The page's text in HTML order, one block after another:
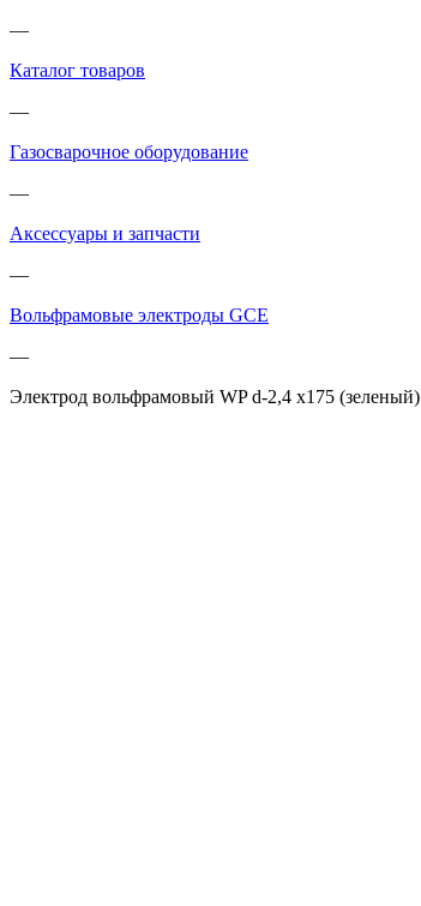
—
Каталог товаров
—
Газосварочное оборудование
—
Аксессуары и запчасти
—
Вольфрамовые электроды GCE
—
Электрод вольфрамовый WP d-2,4 х175 (зеленый)